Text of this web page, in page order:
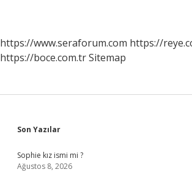
https://www.seraforum.com https://
https://boce.com.trSitemap
Sidebar
Son Yazılar
Sophie kız ismi mi ?
Ağustos 8, 2026